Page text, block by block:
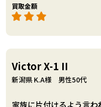
買取金額
Victor X-1 II
新潟県 K.A様 男性50代